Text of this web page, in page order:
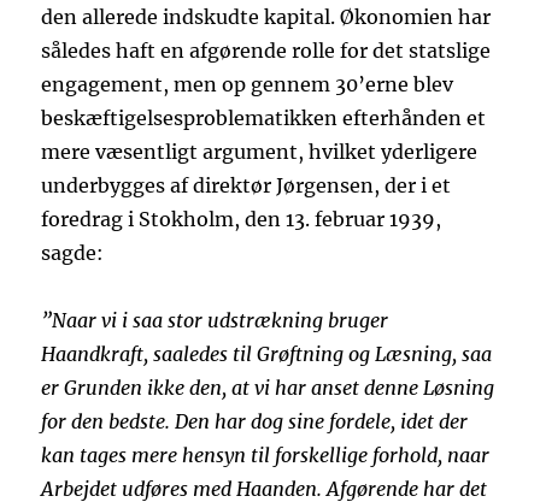
den allerede indskudte kapital. Økonomien har
således haft en afgørende rolle for det statslige
engagement, men op gennem 30’erne blev
beskæftigelsesproblematikken efterhånden et
mere væsentligt argument, hvilket yderligere
underbygges af direktør Jørgensen, der i et
foredrag i Stokholm, den 13. februar 1939,
sagde:
”Naar vi i saa stor udstrækning bruger
Haandkraft, saaledes til Grøftning og Læsning, saa
er Grunden ikke den, at vi har anset denne Løsning
for den bedste. Den har dog sine fordele, idet der
kan tages mere hensyn til forskellige forhold, naar
Arbejdet udføres med Haanden. Afgørende har det